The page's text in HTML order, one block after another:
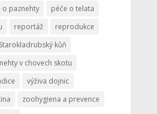
o paznehty
péče o telata
reportáž
reprodukce
Starokladrubský kůň
v chovech skotu
výživa dojnic
zoohygiena a prevence